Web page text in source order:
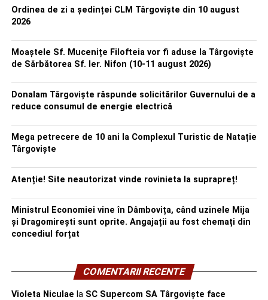
Ordinea de zi a ședinței CLM Târgoviște din 10 august
2026
Moaștele Sf. Mucenițe Filofteia vor fi aduse la Târgoviște
de Sărbătorea Sf. Ier. Nifon (10-11 august 2026)
Donalam Târgoviște răspunde solicitărilor Guvernului de a
reduce consumul de energie electrică
Mega petrecere de 10 ani la Complexul Turistic de Natație
Târgoviște
Atenție! Site neautorizat vinde rovinieta la suprapreț!
Ministrul Economiei vine în Dâmbovița, când uzinele Mija
și Dragomirești sunt oprite. Angajații au fost chemați din
concediul forțat
COMENTARII RECENTE
Violeta Niculae la SC Supercom SA Târgoviște face